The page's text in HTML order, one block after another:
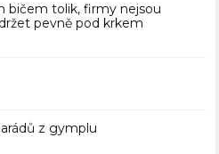
bičem tolik, firmy nejsou
pevně pod krkem
z gymplu